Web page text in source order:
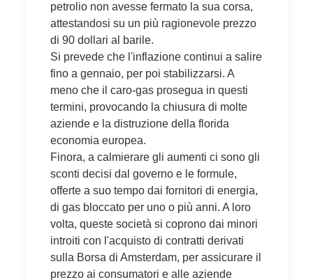
petrolio non avesse fermato la sua corsa,
attestandosi su un più ragionevole prezzo
di 90 dollari al barile.
Si prevede che l'inflazione continui a salire
fino a gennaio, per poi stabilizzarsi. A
meno che il caro-gas prosegua in questi
termini, provocando la chiusura di molte
aziende e la distruzione della florida
economia europea.
Finora, a calmierare gli aumenti ci sono gli
sconti decisi dal governo e le formule,
offerte a suo tempo dai fornitori di energia,
di gas bloccato per uno o più anni. A loro
volta, queste società si coprono dai minori
introiti con l'acquisto di contratti derivati
sulla Borsa di Amsterdam, per assicurare il
prezzo ai consumatori e alle aziende